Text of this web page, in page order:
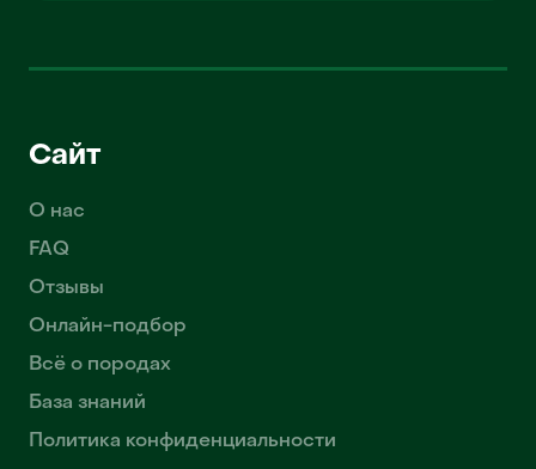
Сайт
О нас
FAQ
Отзывы
Онлайн-подбор
Всё о породах
База знаний
Политика конфиденциальности